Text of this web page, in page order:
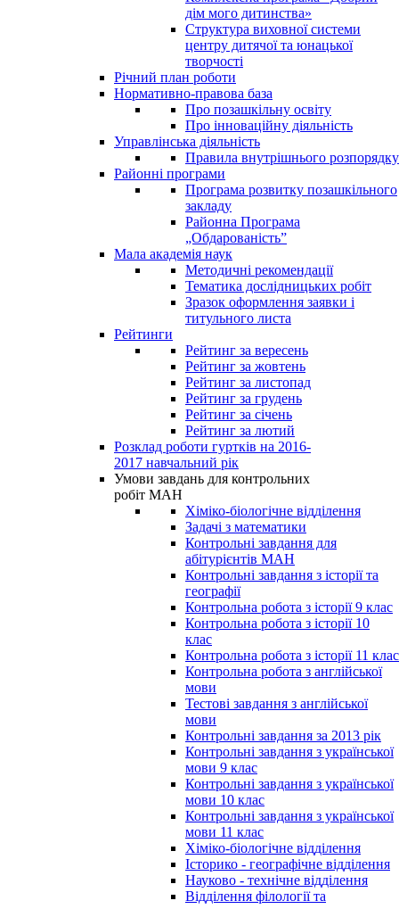
дім мого дитинства»
Структура виховної системи
центру дитячої та юнацької
творчості
Річний план роботи
Нормативно-правова база
Про позашкільну освіту
Про інноваційну діяльність
Управлінська діяльність
Правила внутрішнього розпорядку
Районні програми
Програма розвитку позашкільного
закладу
Районна Програма
„Обдарованість”
Мала академія наук
Методичні рекомендації
Тематика дослідницьких робіт
Зразок оформлення заявки і
титульного листа
Рейтинги
Рейтинг за вересень
Рейтинг за жовтень
Рейтинг за листопад
Рейтинг за грудень
Рейтинг за січень
Рейтинг за лютий
Розклад роботи гуртків на 2016-
2017 навчальний рік
Умови завдань для контрольних
робіт МАН
Хіміко-біологічне відділення
Задачі з математики
Контрольні завдання для
абітурієнтів МАН
Контрольні завдання з історії та
географії
Контрольна робота з історії 9 клас
Контрольна робота з історії 10
клас
Контрольна робота з історії 11 клас
Контрольна робота з англійської
мови
Тестові завдання з англійської
мови
Контрольні завдання за 2013 рік
Контрольні завдання з української
мови 9 клас
Контрольні завдання з української
мови 10 клас
Контрольні завдання з української
мови 11 клас
Хіміко-біологічне відділення
Історико - географічне відділення
Науково - технічне відділення
Відділення філології та